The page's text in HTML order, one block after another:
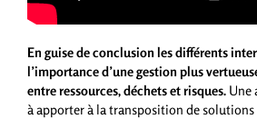
En guise de conclusion les différents
l’importance d’une gestion plus
entre ressources, déchets et risques. Une
à apporter à la transposition de